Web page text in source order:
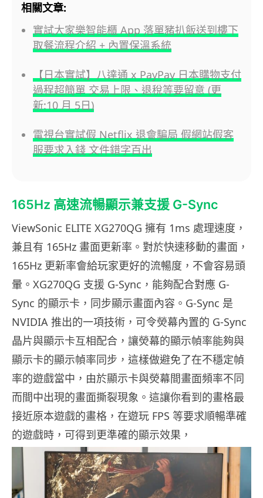
相關文章:
實試大家樂智能櫃 App 落單豬扒飯送到樓下
取餐流程介紹 + 內置保溫系統
【日本實試】八達通 x PayPay 日本購物支付
過程超簡單 交易上限、退稅等要留意 (更
新:10 月 5日)
電視台實試假 Netflix 退會騙局 假網站假客
服要求入錢 文件錯字百出
165Hz 高速流暢顯示兼支援 G-Sync
ViewSonic ELITE XG270QG 擁有 1ms 處理速度，
兼且有 165Hz 畫面更新率。對於快速移動的畫面，
165Hz 更新率會給玩家更好的流暢度，不會容易頭
暈。XG270QG 支援 G-Sync，能夠配合對應 G-
Sync 的顯示卡，同步顯示畫面內容。G-Sync 是
NVIDIA 推出的一項技術，可令熒幕內置的 G-Sync
晶片與顯示卡互相配合，讓熒幕的顯示幀率能夠與
顯示卡的顯示幀率同步，這樣做避免了在不穩定幀
率的遊戲當中，由於顯示卡與熒幕間畫面頻率不同
而間中出現的畫面撕裂現象。這讓你看到的畫格最
接近原本遊戲的畫格，在遊玩 FPS 等要求順暢準確
的遊戲時，可得到更準確的顯示效果，